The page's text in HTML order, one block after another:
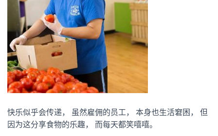
快乐似乎会传递， 虽然雇佣的员工， 本身也生活窘困， 但
因为这分享食物的乐趣， 而每天都笑嘻嘻。